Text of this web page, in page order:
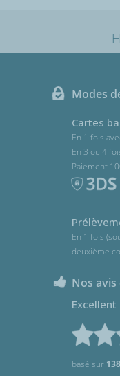
Modes
Cartes
En 1 fois
En 3 ou 4
Paiement
En 1 fois
deuxième
Nos avis
Excellent
basé sur